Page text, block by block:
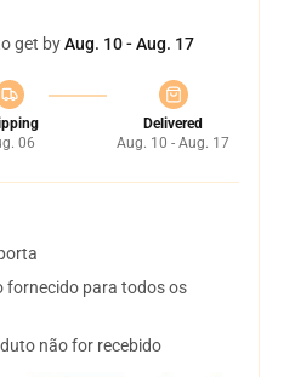
get byAug. 10 - Aug. 17
06
Delivered
Aug. 10 - Aug. 17
fornecido para todos os
não for recebido